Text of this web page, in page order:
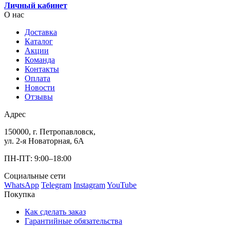
Личный кабинет
О нас
Доставка
Каталог
Акции
Команда
Контакты
Оплата
Новости
Отзывы
Адрес
150000, г. Петропавловск,
ул. 2-я Новаторная, 6А
ПН-ПТ: 9:00–18:00
Социальные сети
WhatsApp Telegram InstagramYouTube
Покупка
Как сделать заказ
Гарантийные обязательства